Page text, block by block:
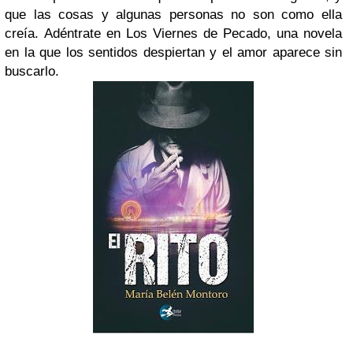
que las cosas y algunas personas no son como ella
creía. Adéntrate en Los Viernes de Pecado, una novela
en la que los sentidos despiertan y el amor aparece sin
buscarlo.